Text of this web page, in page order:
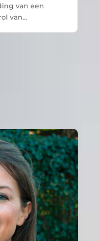
van een
van...